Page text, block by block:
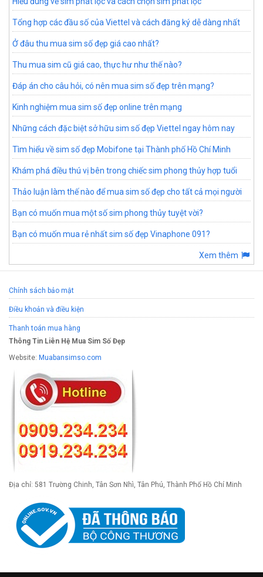
Tổng hợp các đầu số của Viettel và cách đăng ký dễ dàng nhất
Ở đâu thu mua sim số đẹp giá cao nhất?
Thu mua sim cũ giá cao, thực hư như thế nào?
Đáp án cho câu hỏi, có nên mua sim số đẹp trên mạng?
Kinh nghiệm mua sim số đẹp online trên mạng
Những cách đặc biệt sở hữu sim số đẹp Viettel ngay hôm nay
Tìm hiểu về sim số đẹp Mobifone tại Thành phố Hồ Chí Minh
Khám phá điều thú vị bên trong chiếc sim phong thủy hợp tuổi
Thảo luận làm thế nào để mua sim số đẹp cho tất cả mọi người
Bạn có muốn mua một số sim phong thủy tuyệt vời?
Bạn có muốn mua rẻ nhất sim số đẹp Vinaphone 091?
Xem thêm
Chính sách bảo mật
Điều khoản và điều kiện
Thanh toán mua hàng
Thông Tin Liên Hệ Mua Sim Số Đẹp
Website: Muabansimso.com
Địa chỉ: 581 Trường Chinh, Tân Sơn Nhì, Tân Phú, Thành Phố Hồ Chí Minh